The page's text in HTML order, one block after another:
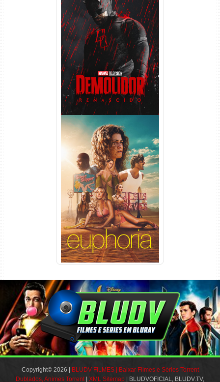
Demolidor: Renascido 2ª
Temporada (2026) WEB-DL
1080p Dual Áudio
Euphoria 3ª Temporada
Torrent (2026) WEB-DL 1080p
Dual Áudio
Copyright© 2026 |
BLUDV FILMES | Baixar Filmes e Séries Torrent
Dublados, Animes Torrent| XML Sitemap | BLUDVOFICIAL, BLUDV.TV,